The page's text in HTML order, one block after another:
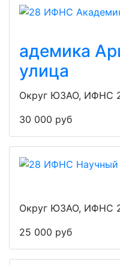
адемика
улица
Округ ЮЗАО, ИФНС
30 000 руб
Округ ЮЗАО, ИФНС
25 000 руб